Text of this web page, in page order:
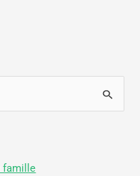
famille